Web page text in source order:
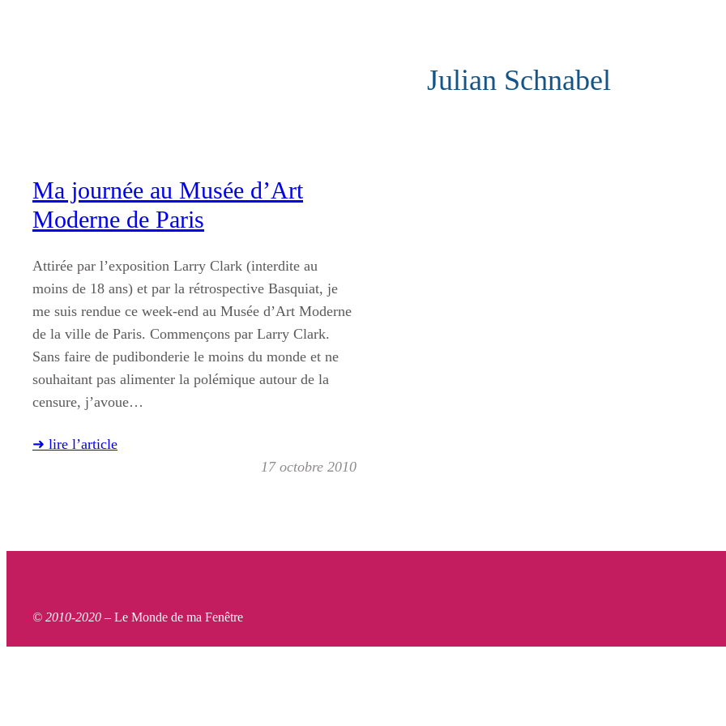
Julian Schnabel
Ma journée au Musée d’Art
Moderne de Paris
Attirée par l’exposition Larry Clark (interdite au
moins de 18 ans) et par la rétrospective Basquiat, je
me suis rendue ce week-end au Musée d’Art Moderne
de la ville de Paris. Commençons par Larry Clark.
Sans faire de pudibonderie le moins du monde et ne
souhaitant pas alimenter la polémique autour de la
censure, j’avoue…
➜ lire l’article
17 octobre 2010
© 2010-2020 – Le Monde de ma Fenêtre